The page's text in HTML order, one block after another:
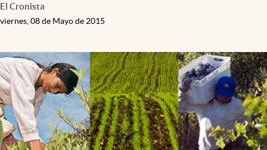
El Cronista
viernes, 08 de Mayo de 2015